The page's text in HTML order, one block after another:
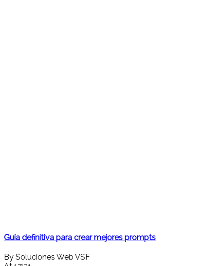
Guía definitiva para crear mejores prompts
By Soluciones Web VSF